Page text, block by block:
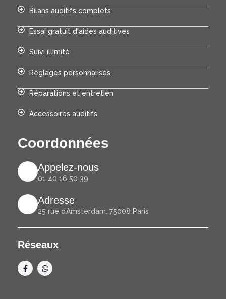
Bilans auditifs complets
Essai gratuit d'aides auditives
Suivi illimité
Réglages personnalisés
Réparations et entretien
Accessoires auditifs
Coordonnées
Appelez-nous
01 40 16 50 39
Adresse
25 rue d’Amsterdam, 75008 Paris
Réseaux
F
a
c
W
h
a